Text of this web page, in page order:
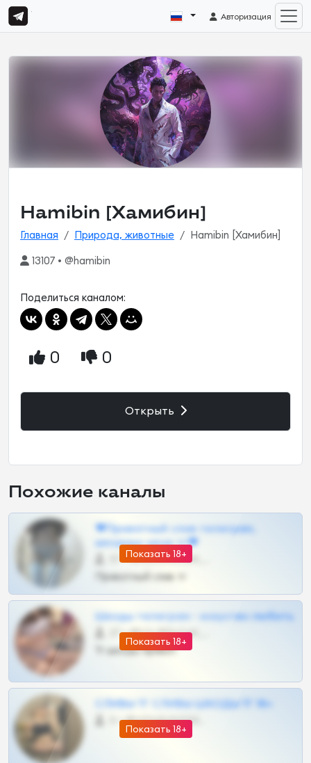
Авторизация
Hamibin [Хамибин]
Главная Природа, животные Hamibin [Хамибин]
13107 • @hamibin
Поделиться каналом:
0 0
Открыть
Похожие каналы
Показать 18+
❤Приватный слив телеграм,
шкодных шкур тг❤
57 •
Приватный слив тг
Показать 18+
Шкоды телеграм - искуство любить
27 •
Тг шкоды приват
Показать 18+
СЛИВЫ ТГ СЛИВЫ ШКОДЫ ТГ 18+
0 •